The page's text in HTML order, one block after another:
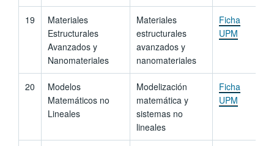
19
Materiales
Estructurales
Avanzados y
Nanomateriales
Materiales
estructurales
avanzados y
nanomateriales
Ficha
UPM
20
Modelos
Matemáticos no
Lineales
Modelización
matemática y
sistemas no
lineales
Ficha
UPM